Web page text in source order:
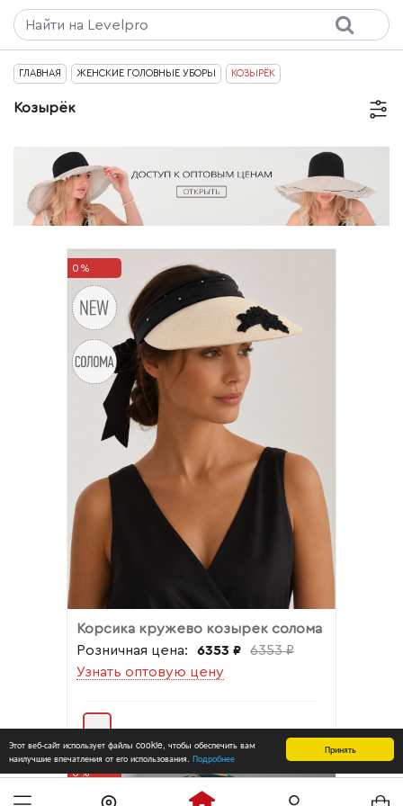
Принять
Этот веб-сайт использует файлы cookie, чтобы обеспечить вам
наилучшие впечатления от его использования. Подробнее
ГЛАВНАЯ ЖЕНСКИЕ ГОЛОВНЫЕ УБОРЫ КОЗЫРЁК
Козырёк
0%
Корсика кружево козырек солома
Розничная цена:
6353 ₽
6353 ₽
Узнать оптовую цену
0%